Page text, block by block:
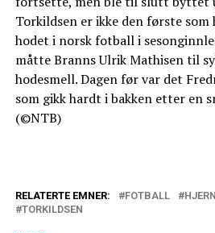
Torkildsen er ikke den første
hodet i norsk fotball i
måtte Branns Ulrik Mathisen til
hodesmell. Dagen før var det
som gikk hardt i bakken etter en
(©NTB)
RELATERTE EMNER: FOTBALL
TORKILDSEN